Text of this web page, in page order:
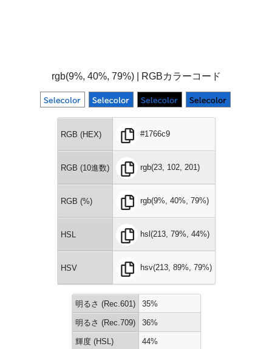
rgb(9%, 40%, 79%) | RGBカラーコード
RGB (HEX) #1766c9
RGB (10進数) rgb(23, 102, 201)
RGB (%) rgb(9%, 40%, 79%)
HSL hsl(213, 79%, 44%)
HSV hsv(213, 89%, 79%)
明るさ (Rec.601) 35%
明るさ (Rec.709) 36%
輝度 (HSL) 44%